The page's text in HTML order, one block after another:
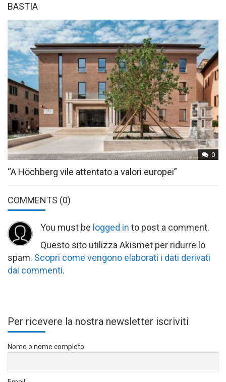
BASTIA
0
“A Höchberg vile attentato a valori europei”
COMMENTS (0)
You must be logged in to post a comment.
Questo sito utilizza Akismet per ridurre lo
spam. Scopri come vengono elaborati i dati derivati
dai commenti.
Per ricevere la nostra newsletter iscriviti
Nome o nome completo